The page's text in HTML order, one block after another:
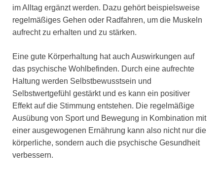
im Alltag ergänzt werden. Dazu gehört beispielsweise
regelmäßiges Gehen oder Radfahren, um die Muskeln
aufrecht zu erhalten und zu stärken.
Eine gute Körperhaltung hat auch Auswirkungen auf
das psychische Wohlbefinden. Durch eine aufrechte
Haltung werden Selbstbewusstsein und
Selbstwertgefühl gestärkt und es kann ein positiver
Effekt auf die Stimmung entstehen. Die regelmäßige
Ausübung von Sport und Bewegung in Kombination mit
einer ausgewogenen Ernährung kann also nicht nur die
körperliche, sondern auch die psychische Gesundheit
verbessern.